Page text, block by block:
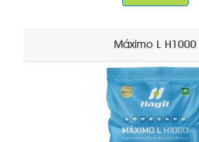
Máximo L H1000